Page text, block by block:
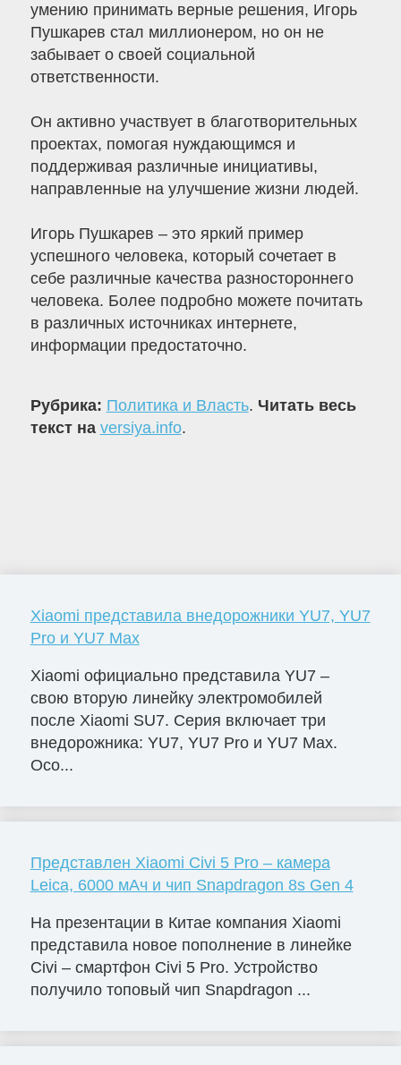
умению принимать верные решения, Игорь
Пушкарев стал миллионером, но он не
забывает о своей социальной
ответственности.
Он активно участвует в благотворительных
проектах, помогая нуждающимся и
поддерживая различные инициативы,
направленные на улучшение жизни людей.
Игорь Пушкарев – это яркий пример
успешного человека, который сочетает в
себе различные качества разностороннего
человека. Более подробно можете почитать
в различных источниках интернете,
информации предостаточно.
Рубрика: Политика и Власть. Читать весь
текст на versiya.info.
Xiaomi представила внедорожники YU7, YU7
Pro и YU7 Max
Xiaomi официально представила YU7 –
свою вторую линейку электромобилей
после Xiaomi SU7. Серия включает три
внедорожника: YU7, YU7 Pro и YU7 Max.
Осо...
Представлен Xiaomi Civi 5 Pro – камера
Leica, 6000 мАч и чип Snapdragon 8s Gen 4
На презентации в Китае компания Xiaomi
представила новое пополнение в линейке
Civi – смартфон Civi 5 Pro. Устройство
получило топовый чип Snapdragon ...